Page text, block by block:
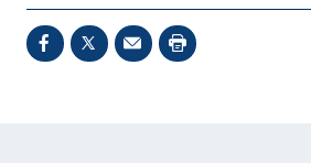
Condividi su Facebook - Sito
X - Sito esterno -
Invio Mail: apre il
Stampa